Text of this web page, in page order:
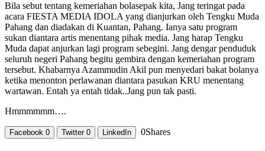
Bila sebut tentang kemeriahan bolasepak kita, Jang teringat pada
acara FIESTA MEDIA IDOLA yang dianjurkan oleh Tengku Muda
Pahang dan diadakan di Kuantan, Pahang. Ianya satu program
sukan diantara artis menentang pihak media. Jang harap Tengku
Muda dapat anjurkan lagi program sebegini. Jang dengar penduduk
seluruh negeri Pahang begitu gembira dengan kemeriahan program
tersebut. Khabarnya Azammudin Akil pun menyedari bakat bolanya
ketika menonton perlawanan diantara pasukan KRU menentang
wartawan. Entah ya entah tidak..Jang pun tak pasti.
Hmmmmmm….
Facebook 0 Twitter 0 LinkedIn 0Shares